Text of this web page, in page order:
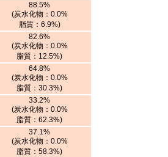
88.5%
(炭水化物：0.0%
脂質：6.9%)
82.6%
(炭水化物：0.0%
脂質：12.5%)
64.8%
(炭水化物：0.0%
脂質：30.3%)
33.2%
(炭水化物：0.0%
脂質：62.3%)
37.1%
(炭水化物：0.0%
脂質：58.3%)